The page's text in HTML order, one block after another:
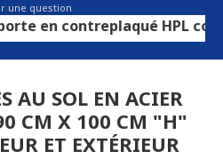
une question
HPL
AU SOL EN ACIER
CM X 100 CM "H"
ET EXTÉRIEUR